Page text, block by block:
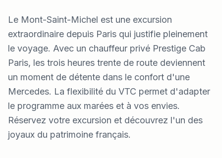
Le Mont-Saint-Michel est une excursion
extraordinaire depuis Paris qui justifie pleinement
le voyage. Avec un chauffeur privé Prestige Cab
Paris, les trois heures trente de route deviennent
un moment de détente dans le confort d'une
Mercedes. La flexibilité du VTC permet d'adapter
le programme aux marées et à vos envies.
Réservez votre excursion et découvrez l'un des
joyaux du patrimoine français.